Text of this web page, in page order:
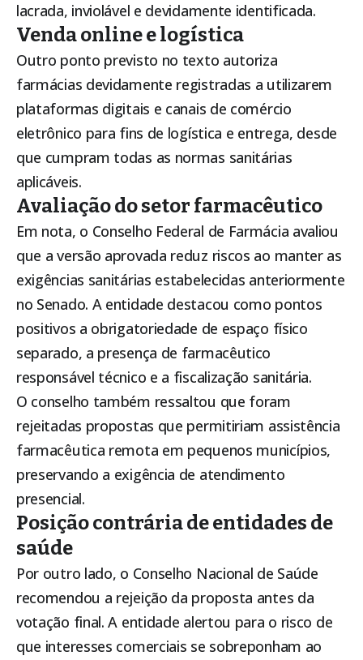
lacrada, inviolável e devidamente identificada.
Venda online e logística
Outro ponto previsto no texto autoriza
farmácias devidamente registradas a utilizarem
plataformas digitais e canais de comércio
eletrônico para fins de logística e entrega, desde
que cumpram todas as normas sanitárias
aplicáveis.
Avaliação do setor farmacêutico
Em nota, o Conselho Federal de Farmácia avaliou
que a versão aprovada reduz riscos ao manter as
exigências sanitárias estabelecidas anteriormente
no Senado. A entidade destacou como pontos
positivos a obrigatoriedade de espaço físico
separado, a presença de farmacêutico
responsável técnico e a fiscalização sanitária.
O conselho também ressaltou que foram
rejeitadas propostas que permitiriam assistência
farmacêutica remota em pequenos municípios,
preservando a exigência de atendimento
presencial.
Posição contrária de entidades de
saúde
Por outro lado, o Conselho Nacional de Saúde
recomendou a rejeição da proposta antes da
votação final. A entidade alertou para o risco de
que interesses comerciais se sobreponham ao